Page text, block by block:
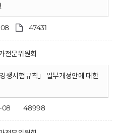
47431
전문위원회
쟁시험규칙」 일부개정안에 대한
08 48998